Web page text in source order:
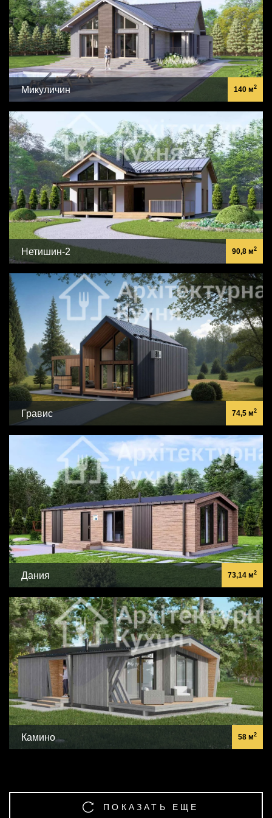
Микуличин 140 м2
Нетишин-2 90,8 м2
Гравис 74,5 м2
Дания 73,14 м2
Камино 58 м2
ПОКАЗАТЬ ЕЩЕ